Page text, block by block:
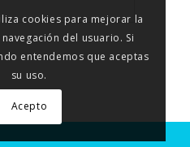
cookies para mejorar la
del usuario. Si
entendemos que aceptas
su uso.
Acepto